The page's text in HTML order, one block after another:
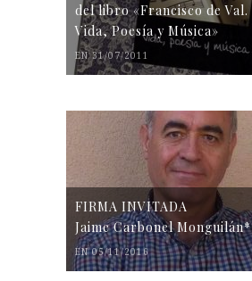
del libro «Francisco de Val.
Vida, Poesía y Música»
EN 31/07/2011
FIRMA INVITADA
Jaime Carbonel Monguilán*
EN 05/11/2016